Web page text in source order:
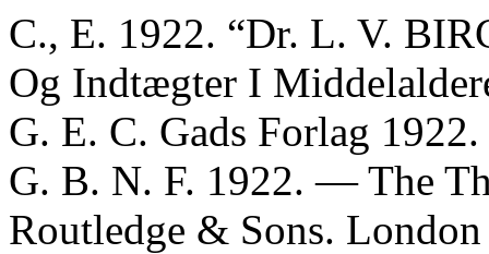
C., E. 1922. “Dr. L. V.
Og Indtægter I
G. E. C. Gads Forlag
G. B. N. F. 1922. — The
Routledge & Sons.